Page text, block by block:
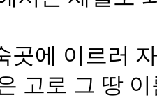
곳에 이르러
고로 그 땅